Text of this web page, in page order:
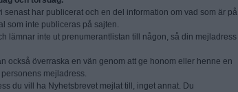
senast har publicerat och en del information om vad som är på
som inte publiceras på sajten.
lämnar inte ut prenumerantlistan till någon, så din mejladress
också överraska en vän genom att ge honom eller henne en
mejladress.
du vill ha Nyhetsbrevet mejlat till, inget annat. Du